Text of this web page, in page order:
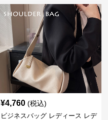
¥4,760 (税込)
ビジネスバッグ レディース レデ